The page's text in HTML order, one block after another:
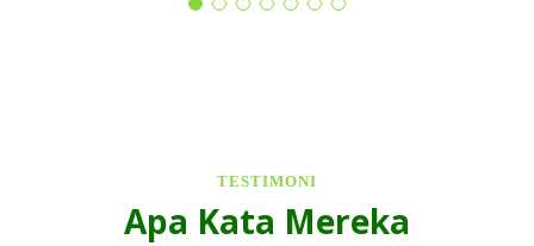
TESTIMONI
Apa Kata Mereka